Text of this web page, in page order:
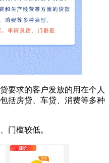
要求的客户发放的用在个人
括房贷、车贷、消费等多种
门槛较低。